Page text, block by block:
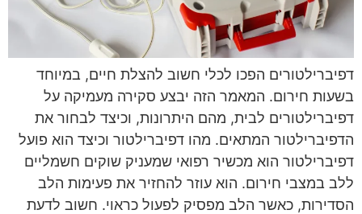
דפיברילטורים הפכו לכלי חשוב להצלת חיים, במיוחד
בשעות חירום. המאמר הזה יבצע סקירה מעמיקה על
דפיברילטורים לבית, מהם היתרונות, וכיצד לבחור את
הדפיברילטור המתאים. מהו דפיברילטור וכיצד הוא פועל
דפיברילטור הוא מכשיר רפואי שמעניק שוקים חשמליים
ללב במצבי חירום. הוא עוזר להחזיר את פעימות הלב
הסדירות, כאשר הלב מפסיק לפעול כראוי. חשוב לדעת